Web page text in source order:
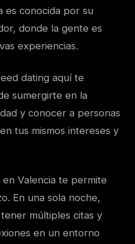
es conocida por su
donde la gente es
experiencias.
dating aquí te
sumergirte en la
y conocer a personas
tus mismos intereses y
Valencia te permite
En una sola noche,
múltiples citas y
en un entorno